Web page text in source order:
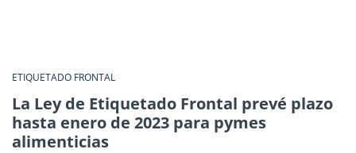
ETIQUETADO FRONTAL
La Ley de Etiquetado Frontal prevé plazo
hasta enero de 2023 para pymes
alimenticias